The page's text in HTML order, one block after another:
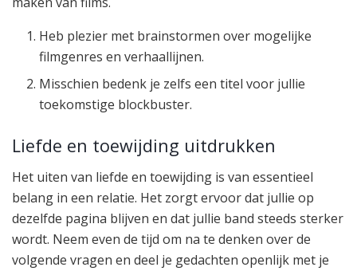
Heb plezier met brainstormen over mogelijke
filmgenres en verhaallijnen.
Misschien bedenk je zelfs een titel voor jullie
toekomstige blockbuster.
Liefde en toewijding uitdrukken
Het uiten van liefde en toewijding is van essentieel
belang in een relatie. Het zorgt ervoor dat jullie op
dezelfde pagina blijven en dat jullie band steeds sterker
wordt. Neem even de tijd om na te denken over de
volgende vragen en deel je gedachten openlijk met je